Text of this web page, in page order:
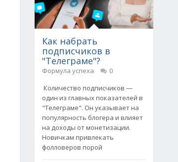
Как набрать
подписчиков в
"Телеграме"?
Формула успеха
0
Количество подписчиков —
один из главных показателей в
"Телеграме". Он указывает на
популярность блогера и влияет
на доходы от монетизации.
Новичкам привлекать
фолловеров порой